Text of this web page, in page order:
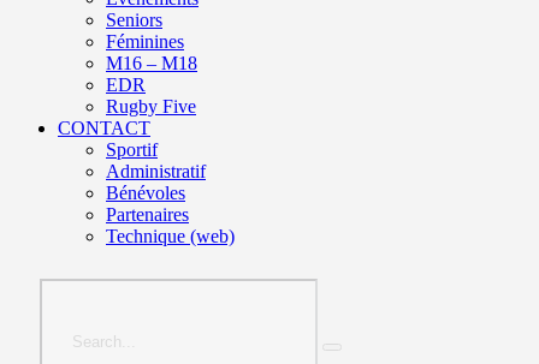
Seniors
Féminines
M16 – M18
EDR
Rugby Five
CONTACT
Sportif
Administratif
Bénévoles
Partenaires
Technique (web)